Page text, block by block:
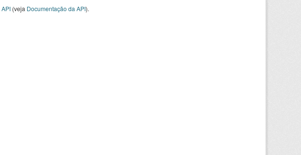
API(veja Documentação da API).